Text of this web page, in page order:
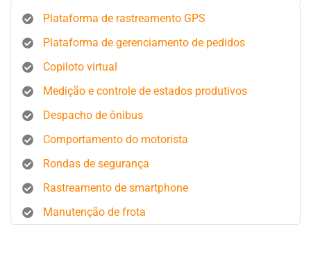
Plataforma de rastreamento GPS
Plataforma de gerenciamento de pedidos
Copiloto virtual
Medição e controle de estados produtivos
Despacho de ônibus
Comportamento do motorista
Rondas de segurança
Rastreamento de smartphone
Manutenção de frota